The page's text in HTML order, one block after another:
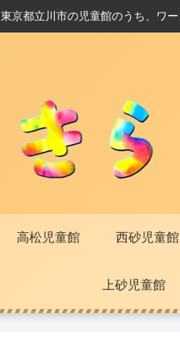
東京都立川市の児童館のうち、ワ
高松児童館 西砂児童館
上砂児童館